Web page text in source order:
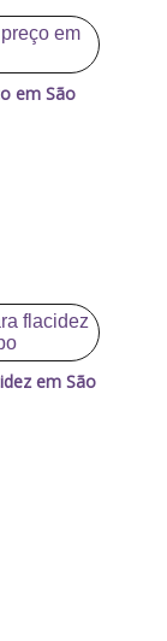
em São
em São